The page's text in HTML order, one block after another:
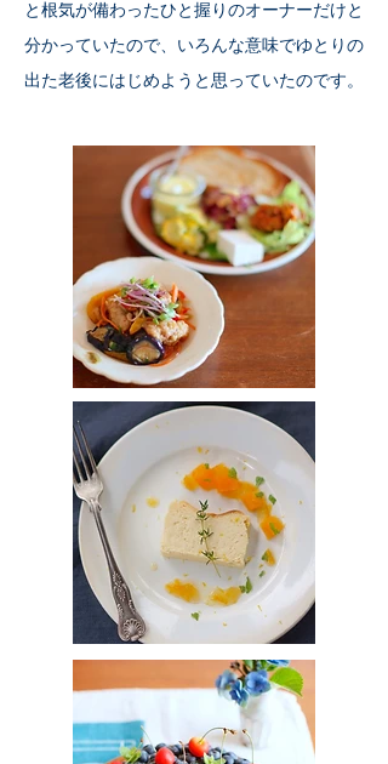
と根気が備わったひと握りのオーナーだけと
分かっていたので、いろんな意味でゆとりの
出た老後にはじめようと思っていたのです。